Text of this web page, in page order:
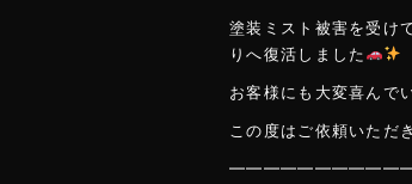
塗装ミスト被害を受け
りへ復活しました
お客様にも大変喜んで
この度はご依頼いただ